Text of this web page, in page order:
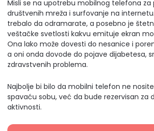
Misli se na upotrebu mobilnog telefona za
društvenih mreža i surfovanje na
trebalo da odramarate, a posebno je
veštačke svetlosti kakvu emituje ekran
Ona lako može dovesti do nesanice i
a oni onda dovode do pojave dijabetesa,
zdravstvenih problema.
Najbolje bi bilo da mobilni telefon ne
spavaću sobu, već da bude rezervisan za
aktivnosti.